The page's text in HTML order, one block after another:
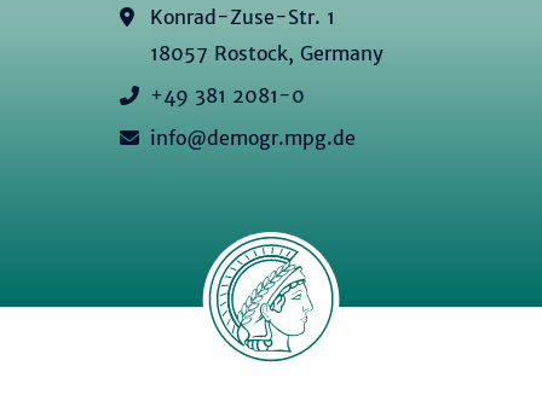
Konrad-Zuse-Str. 1
18057 Rostock, Germany
+49 381 2081-0
info@demogr.mpg.de